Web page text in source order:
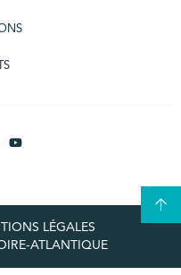
LÉGALES
ATLANTIQUE